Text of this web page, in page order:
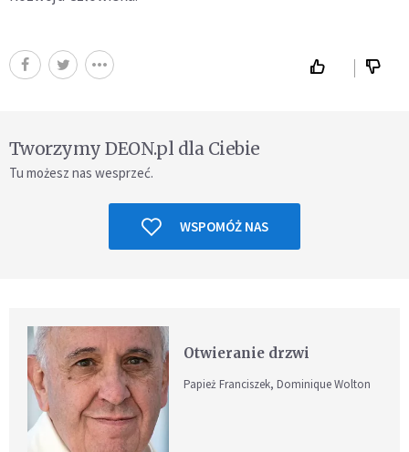
Tworzymy DEON.pl dla Ciebie
Tu możesz nas wesprzeć.
WSPOMÓŻ NAS
Otwieranie drzwi
Papież Franciszek, Dominique Wolton